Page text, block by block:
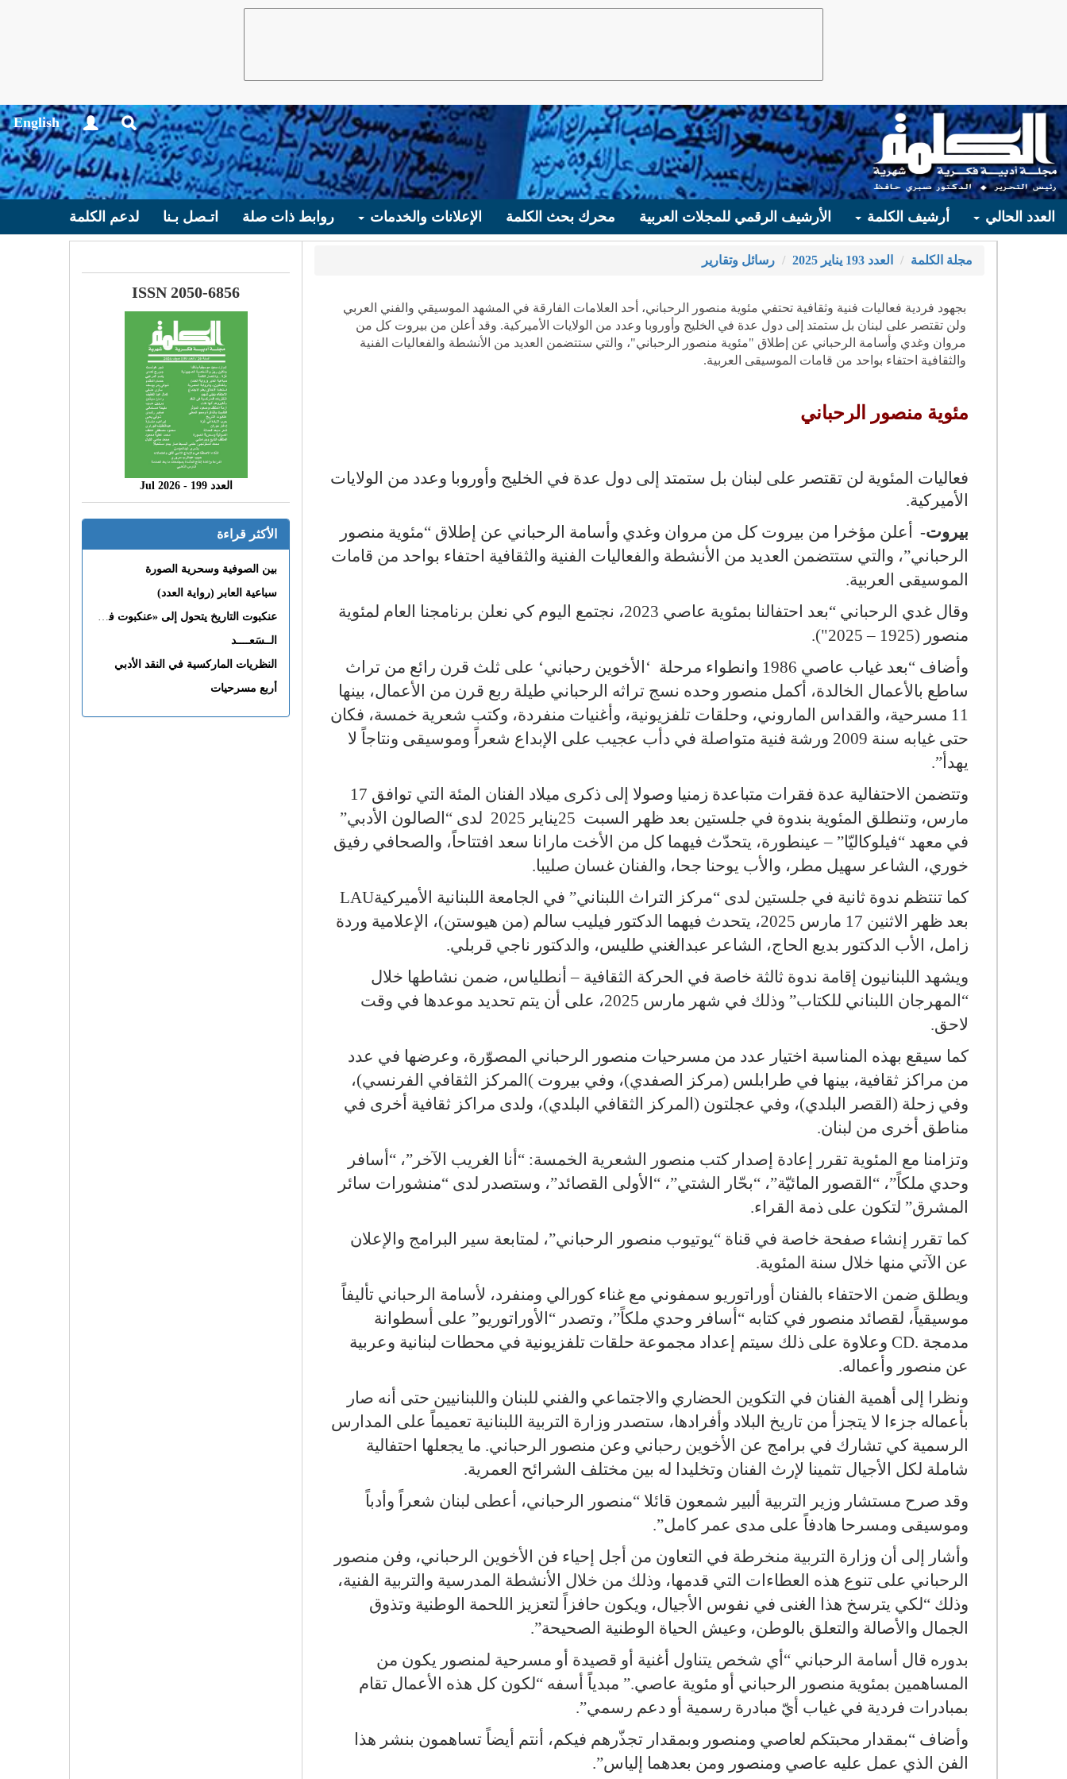
English
العدد الحالي أرشيف الكلمة الأرشيف الرقمي للمجلات العربية محرك بحث الكلمة الإعلانات والخدمات روابط ذات صلة اتـصل بـنا لدعم الكلمة
مجلة الكلمة العدد 193 يناير 2025 رسائل وتقارير
بجهود فردية فعاليات فنية وثقافية تحتفي مئوية منصور الرحباني، أحد العلامات الفارقة في المشهد الموسيقي والفني العربي
ولن تقتصر على لبنان بل ستمتد إلى دول عدة في الخليج وأوروبا وعدد من الولايات الأميركية. وقد أعلن من بيروت كل من
مروان وغدي وأسامة الرحباني عن إطلاق "مئوية منصور الرحباني"، والتي ستتضمن العديد من الأنشطة والفعاليات الفنية
والثقافية احتفاء بواحد من قامات الموسيقى العربية.
مئوية منصور الرحباني
فعاليات المئوية لن تقتصر على لبنان بل ستمتد إلى دول عدة في الخليج وأوروبا وعدد من الولايات
الأميركية.
بيروت-
أعلن مؤخرا من بيروت كل من مروان وغدي وأسامة الرحباني عن إطلاق “مئوية منصور
الرحباني”، والتي ستتضمن العديد من الأنشطة والفعاليات الفنية والثقافية احتفاء بواحد من قامات
الموسيقى العربية.
وقال غدي الرحباني “بعد احتفالنا بمئوية عاصي 2023، نجتمع اليوم كي نعلن برنامجنا العام لمئوية
منصور (1925 – 2025").
وأضاف “بعد غياب عاصي 1986 وانطواء مرحلة ‘الأخوين رحباني‘ على ثلث قرن رائع من تراث
ساطع بالأعمال الخالدة، أكمل منصور وحده نسج تراثه الرحباني طيلة ربع قرن من الأعمال، بينها
11 مسرحية، والقداس الماروني، وحلقات تلفزيونية، وأغنيات منفردة، وكتب شعرية خمسة، فكان
حتى غيابه سنة 2009 ورشة فنية متواصلة في دأب عجيب على الإبداع شعراً وموسيقى ونتاجاً لا
يهدأ .”
وتتضمن الاحتفالية عدة فقرات متباعدة زمنيا وصولا إلى ذكرى ميلاد الفنان المئة التي توافق 17
مارس، وتنطلق المئوية بندوة في جلستين بعد ظهر السبت 25
يناير 2025 لدى “الصالون الأدبي”
في معهد “فيلوكاليّا” – عينطورة، يتحدّث فيهما كل من الأخت مارانا سعد افتتاحاً، والصحافي رفيق
خوري، الشاعر سهيل مطر، والأب يوحنا جحا، والفنان غسان صليبا.
كما تنتظم ندوة ثانية في جلستين لدى “مركز التراث اللبناني” في الجامعة اللبنانية الأميركيةLAU
بعد ظهر الاثنين 17 مارس 2025، يتحدث فيهما الدكتور فيليب سالم (من هيوستن)، الإعلامية وردة
زامل، الأب الدكتور بديع الحاج، الشاعر عبدالغني طليس، والدكتور ناجي قربلي.
ويشهد اللبنانيون إقامة ندوة ثالثة خاصة في الحركة الثقافية – أنطلياس، ضمن نشاطها خلال
“المهرجان اللبناني للكتاب” وذلك في شهر مارس 2025، على أن يتم تحديد موعدها في وقت
لاحق.
كما سيقع بهذه المناسبة اختيار عدد من مسرحيات منصور الرحباني المصوّرة، وعرضها في عدد
من مراكز ثقافية، بينها في طرابلس (مركز الصفدي)، وفي بيروت ( المركز الثقافي الفرنسي)،
وفي زحلة (القصر البلدي)، وفي عجلتون (المركز الثقافي البلدي)، ولدى مراكز ثقافية أخرى في
مناطق أخرى من لبنان.
وتزامنا مع المئوية تقرر إعادة إصدار كتب منصور الشعرية الخمسة: “أنا الغريب الآخر”، “أسافر
وحدي ملكاً”، “القصور المائيّة”، “بحّار الشتي”، “ الأولى القصائد”، وستصدر لدى “منشورات سائر
المشرق” لتكون على ذمة القراء.
كما تقرر إنشاء صفحة خاصة في قناة “يوتيوب منصور الرحباني”، لمتابعة سير البرامج والإعلان
عن الآتي منها خلال سنة المئوية.
ويطلق ضمن الاحتفاء بالفنان أوراتوريو سمفوني مع غناء كورالي ومنفرد، لأسامة الرحباني تأليفاً
موسيقياً، لقصائد منصور في كتابه “أسافر وحدي ملكاً”، وتصدر “الأوراتوريو” على أسطوانة
مدمجة CD. وعلاوة على ذلك سيتم إعداد مجموعة حلقات تلفزيونية في محطات لبنانية وعربية
عن منصور وأعماله.
ونظرا إلى أهمية الفنان في التكوين الحضاري والاجتماعي والفني للبنان واللبنانيين حتى أنه صار
بأعماله جزءا لا يتجزأ من تاريخ البلاد وأفرادها، ستصدر وزارة التربية اللبنانية تعميماً على المدارس
الرسمية كي تشارك في برامج عن الأخوين رحباني وعن منصور الرحباني. ما يجعلها احتفالية
شاملة لكل الأجيال تثمينا لإرث الفنان وتخليدا له بين مختلف الشرائح العمرية.
وقد صرح مستشار وزير التربية ألبير شمعون قائلا “منصور الرحباني، أعطى لبنان شعراً وأدباً
وموسيقى ومسرحا هادفاً على مدى عمر كامل.”
وأشار إلى أن وزارة التربية منخرطة في التعاون من أجل إحياء فن الأخوين الرحباني، وفن منصور
الرحباني على تنوع هذه العطاءات التي قدمها، وذلك من خلال الأنشطة المدرسية والتربية الفنية،
وذلك “لكي يترسخ هذا الغنى في نفوس الأجيال، ويكون حافزاً لتعزيز اللحمة الوطنية وتذوق
الجمال والأصالة والتعلق بالوطن، وعيش الحياة الوطنية الصحيحة.”
بدوره قال أسامة الرحباني “أي شخص يتناول أغنية أو قصيدة أو مسرحية لمنصور يكون من
المساهمين بمئوية منصور الرحباني أو مئوية عاصي.” مبدياً أسفه “لكون كل هذه الأعمال تقام
بمبادرات فردية في غياب أيّ مبادرة رسمية أو دعم رسمي.”
وأضاف “بمقدار محبتكم لعاصي ومنصور وبمقدار تجذّرهم فيكم، أنتم أيضاً تساهمون بنشر هذا
الفن الذي عمل عليه عاصي ومنصور ومن بعدهما إلياس.”
ISSN 2050-6856
العدد 199 - 2026 Jul
الأكثر قراءة
بين الصوفية وسحرية الصورة
سباعية العابر (رواية العدد)
عنكبوت التاريخ يتحول إلى «عنكبوت فى القلب»
الــسَعــــد
النظريات الماركسية في النقد الأدبي
أربع مسرحيات